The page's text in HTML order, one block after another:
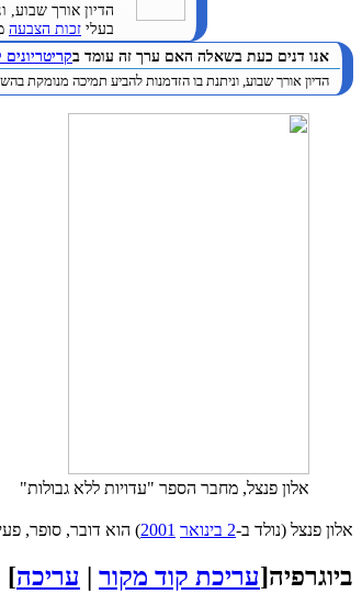
הדיון אורך
בעלי זכות הצבעה
אנו דנים כעת בשאלה האם ערך זה עומד בקריטריונים
הדיון אורך שבוע, וניתנת בו הזדמנות להביע תמיכה מנומקת
אלון פנצל, מחבר הספר "עדויות ללא גבולות"
אלון פנצל (נולד ב-2 בינואר 2001) הוא דובר, סופר,
ביוגרפיה[עריכת קוד מקור עריכה]